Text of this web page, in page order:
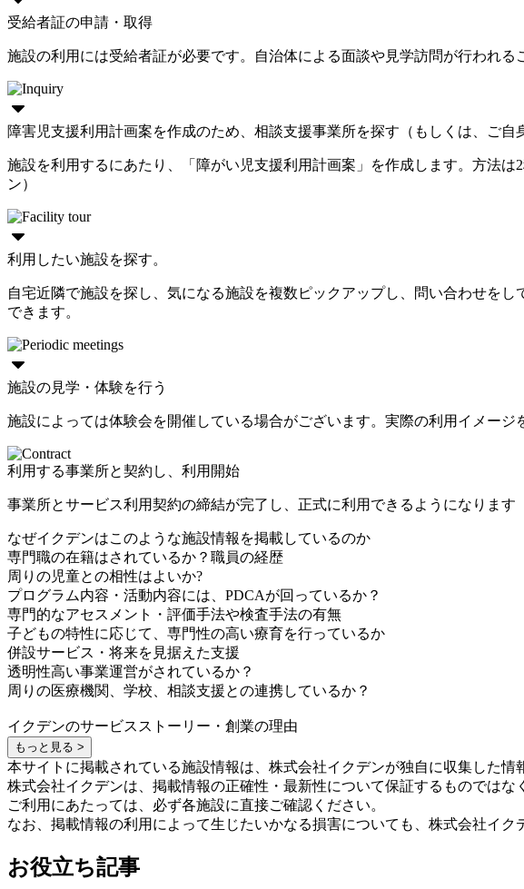
受給者証の申請・取得
施設の利用には受給者証が必要です。自治体による面談や見学訪問が行われ
障害児支援利用計画案を作成のため、相談支援事業所を探す（もしくは、ご自
施設を利用するにあたり、「障がい児支援利用計画案」を作成します。方
ン）
利用したい施設を探す。
自宅近隣で施設を探し、気になる施設を複数ピックアップし、問い合わせを
できます。
施設の見学・体験を行う
施設によっては体験会を開催している場合がございます。実際の利用イメージ
利用する事業所と契約し、利用開始
事業所とサービス利用契約の締結が完了し、正式に利用できるようになります
なぜイクデンはこのような施設情報を掲載しているのか
専門職の在籍はされているか？職員の経歴
周りの児童との相性はよいか?
プログラム内容・活動内容には、PDCAが回っているか？
専門的なアセスメント・評価手法や検査手法の有無
子どもの特性に応じて、専門性の高い療育を行っているか
併設サービス・将来を見据えた支援
透明性高い事業運営がされているか？
周りの医療機関、学校、相談支援との連携しているか？
イクデンのサービスストーリー・創業の理由
もっと見る >
本サイトに掲載されている施設情報は、株式会社イクデンが独自に収集した
株式会社イクデンは、掲載情報の正確性・最新性について保証するものではな
ご利用にあたっては、必ず各施設に直接ご確認ください。
なお、掲載情報の利用によって生じたいかなる損害についても、株式会社イク
お役立ち記事